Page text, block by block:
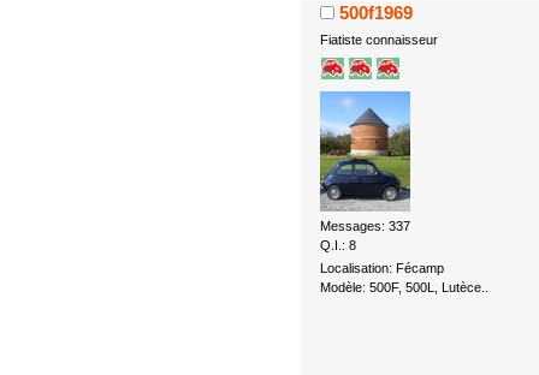
500f1969
Fiatiste connaisseur
Messages: 337
Q.I.: 8
Localisation: Fécamp
Modèle: 500F, 500L, Lutèce..